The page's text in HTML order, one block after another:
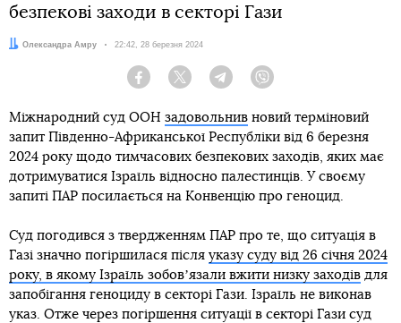
безпекові заходи в секторі Гази
Автор:
Олександра Амру Дата:
22:42, 28 березня 2024
Facebook Twitter Telegram
Міжнародний суд ООН задовольнив новий терміновий
запит Південно-Африканської Республіки від 6 березня
2024 року щодо тимчасових безпекових заходів, яких має
дотримуватися Ізраїль відносно палестинців. У своєму
запиті ПАР посилається на Конвенцію про геноцид.
Суд погодився з твердженням ПАР про те, що ситуація в
Газі значно погіршилася після указу суду від 26 січня 2024
року, в якому Ізраїль зобовʼязали вжити низку заходів для
запобігання геноциду в секторі Гази. Ізраїль не виконав
указ. Отже через погіршення ситуації в секторі Гази суд